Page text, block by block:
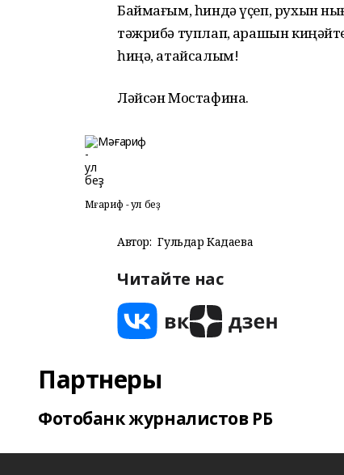
Баймағым, һиндә үҫеп, рухын
тәжрибә туплап, ҡарашын
һиңә, атайсалым!
Ләйсән Мостафина.
Мәғариф - ул беҙ
Автор: Гульдар Кадаева
Читайте нас
Партнеры
Фотобанк журналистов РБ